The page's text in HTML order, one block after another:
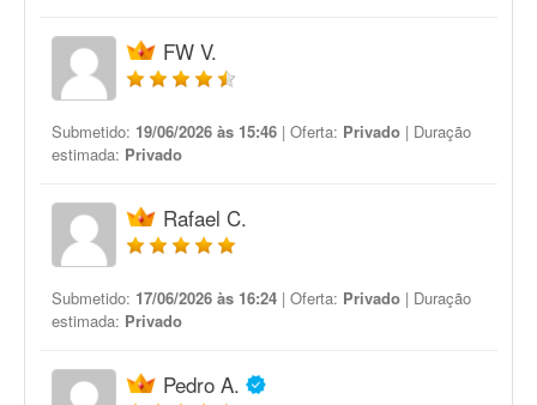
FW V.
Submetido: 19/06/2026 às 15:46 | Oferta: Privado | Duração
estimada: Privado
Rafael C.
Submetido: 17/06/2026 às 16:24 | Oferta: Privado | Duração
estimada: Privado
Pedro A.